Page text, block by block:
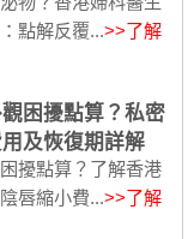
點解反覆...>>了解
困擾點算？私密
及恢復期詳解
擾點算？了解香港
唇縮小費...>>了解